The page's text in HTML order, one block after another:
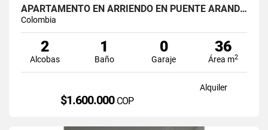
APARTAMENTO EN ARRIENDO EN PUENTE ARANDA PRIMAVERA 6-39
Colombia
2
Alcobas
1
Baño
0
Garaje
36
Área m2
Alquiler
$1.600.000 COP